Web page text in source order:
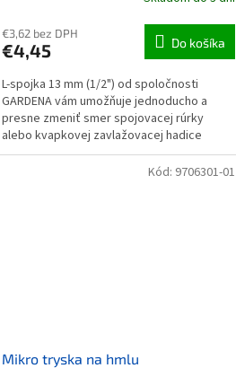
€3,62 bez DPH
€4,45 Do košíka
L-spojka 13 mm (1/2") od spoločnosti
GARDENA vám umožňuje jednoducho a
presne zmeniť smer spojovacej rúrky
alebo kvapkovej zavlažovacej hadice
systému Micro-Drip. Dva L-spoje,...
Mikro tryska na hmlu
Kód: 9706301-01